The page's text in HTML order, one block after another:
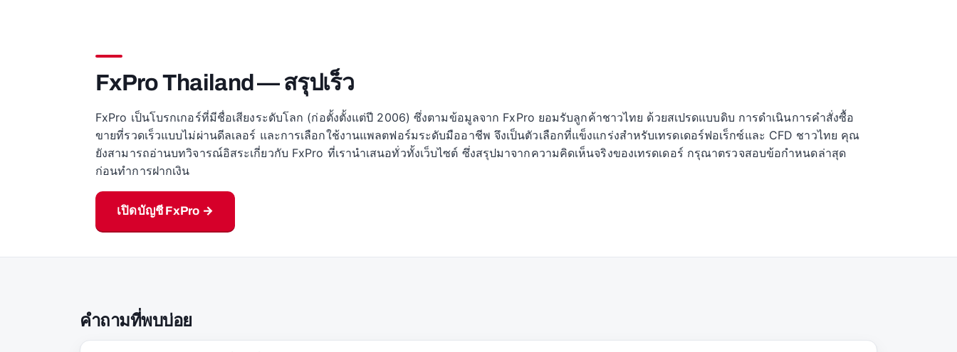
FxPro Thailand — สรุปเร็ว
FxPro เป็นโบรกเกอร์ที่มีชื่อเสียงระดับโลก (ก่อตั้งตั้งแต่ปี 2006) ซึ่งตามข้อมูลจาก FxPro ยอมรับลูกค้าชาวไทย ด้วยสเปรดแบบดิบ การดำเนินการคำสั่งซื้อ
ขายที่รวดเร็วแบบไม่ผ่านดีลเลอร์ และการเลือกใช้งานแพลตฟอร์มระดับมืออาชีพ จึงเป็นตัวเลือกที่แข็งแกร่งสำหรับเทรดเดอร์ฟอเร็กซ์และ CFD ชาวไทย คุณ
ยังสามารถอ่านบทวิจารณ์อิสระเกี่ยวกับ FxPro ที่เรานำเสนอทั่วทั้งเว็บไซต์ ซึ่งสรุปมาจากความคิดเห็นจริงของเทรดเดอร์ กรุณาตรวจสอบข้อกำหนดล่าสุด
ก่อนทำการฝากเงิน
เปิดบัญชี FxPro →
คำถามที่พบบ่อย